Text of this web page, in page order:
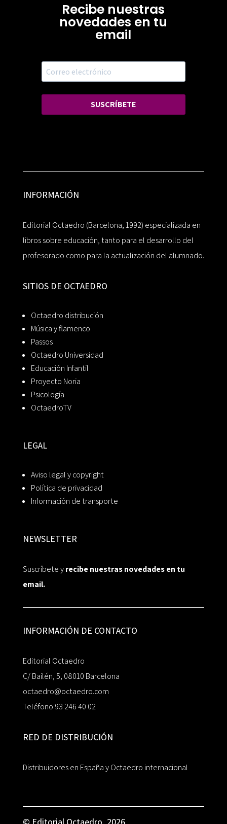
Recibe nuestras
novedades en tu
email
SUSCRÍBETE
INFORMACIÓN
Editorial Octaedro (Barcelona, 1992) especializada en
libros sobre educación, tanto para el desarrollo del
profesorado como para la actualización del alumnado.
SITIOS DE OCTAEDRO
Octaedro distribución
Música y flamenco
Passos
Octaedro Universidad
Educación Infantil
Proyecto Noria
Psicología
OctaedroTV
LEGAL
Aviso legal y copyright
Política de privacidad
Información de transporte
NEWSLETTER
Suscríbete yrecibe nuestras novedades en tu
email.
INFORMACIÓN DE CONTACTO
Editorial Octaedro
C/ Bailén, 5, 08010 Barcelona
octaedro@octaedro.com
Teléfono 93 246 40 02
RED DE DISTRIBUCIÓN
Distribuidores en España y Octaedro internacional
© Editorial Octaedro, 2026